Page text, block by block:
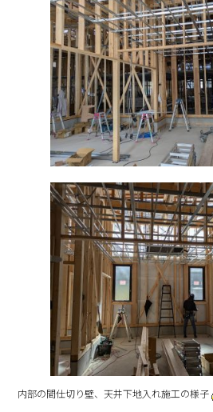
内部の間仕切り壁、天井下地入れ施工の様子